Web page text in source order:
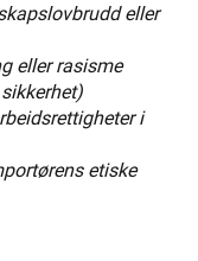
eller
eller rasisme
i
etiske